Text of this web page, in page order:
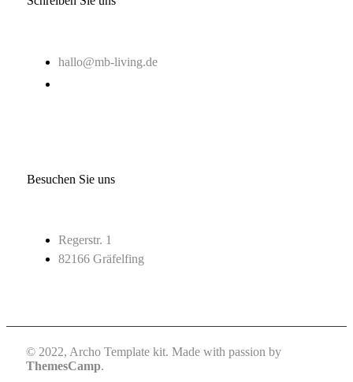
hallo@mb-living.de
Besuchen Sie uns
Regerstr. 1
82166 Gräfelfing
© 2022, Archo Template kit. Made with passion by
ThemesCamp.